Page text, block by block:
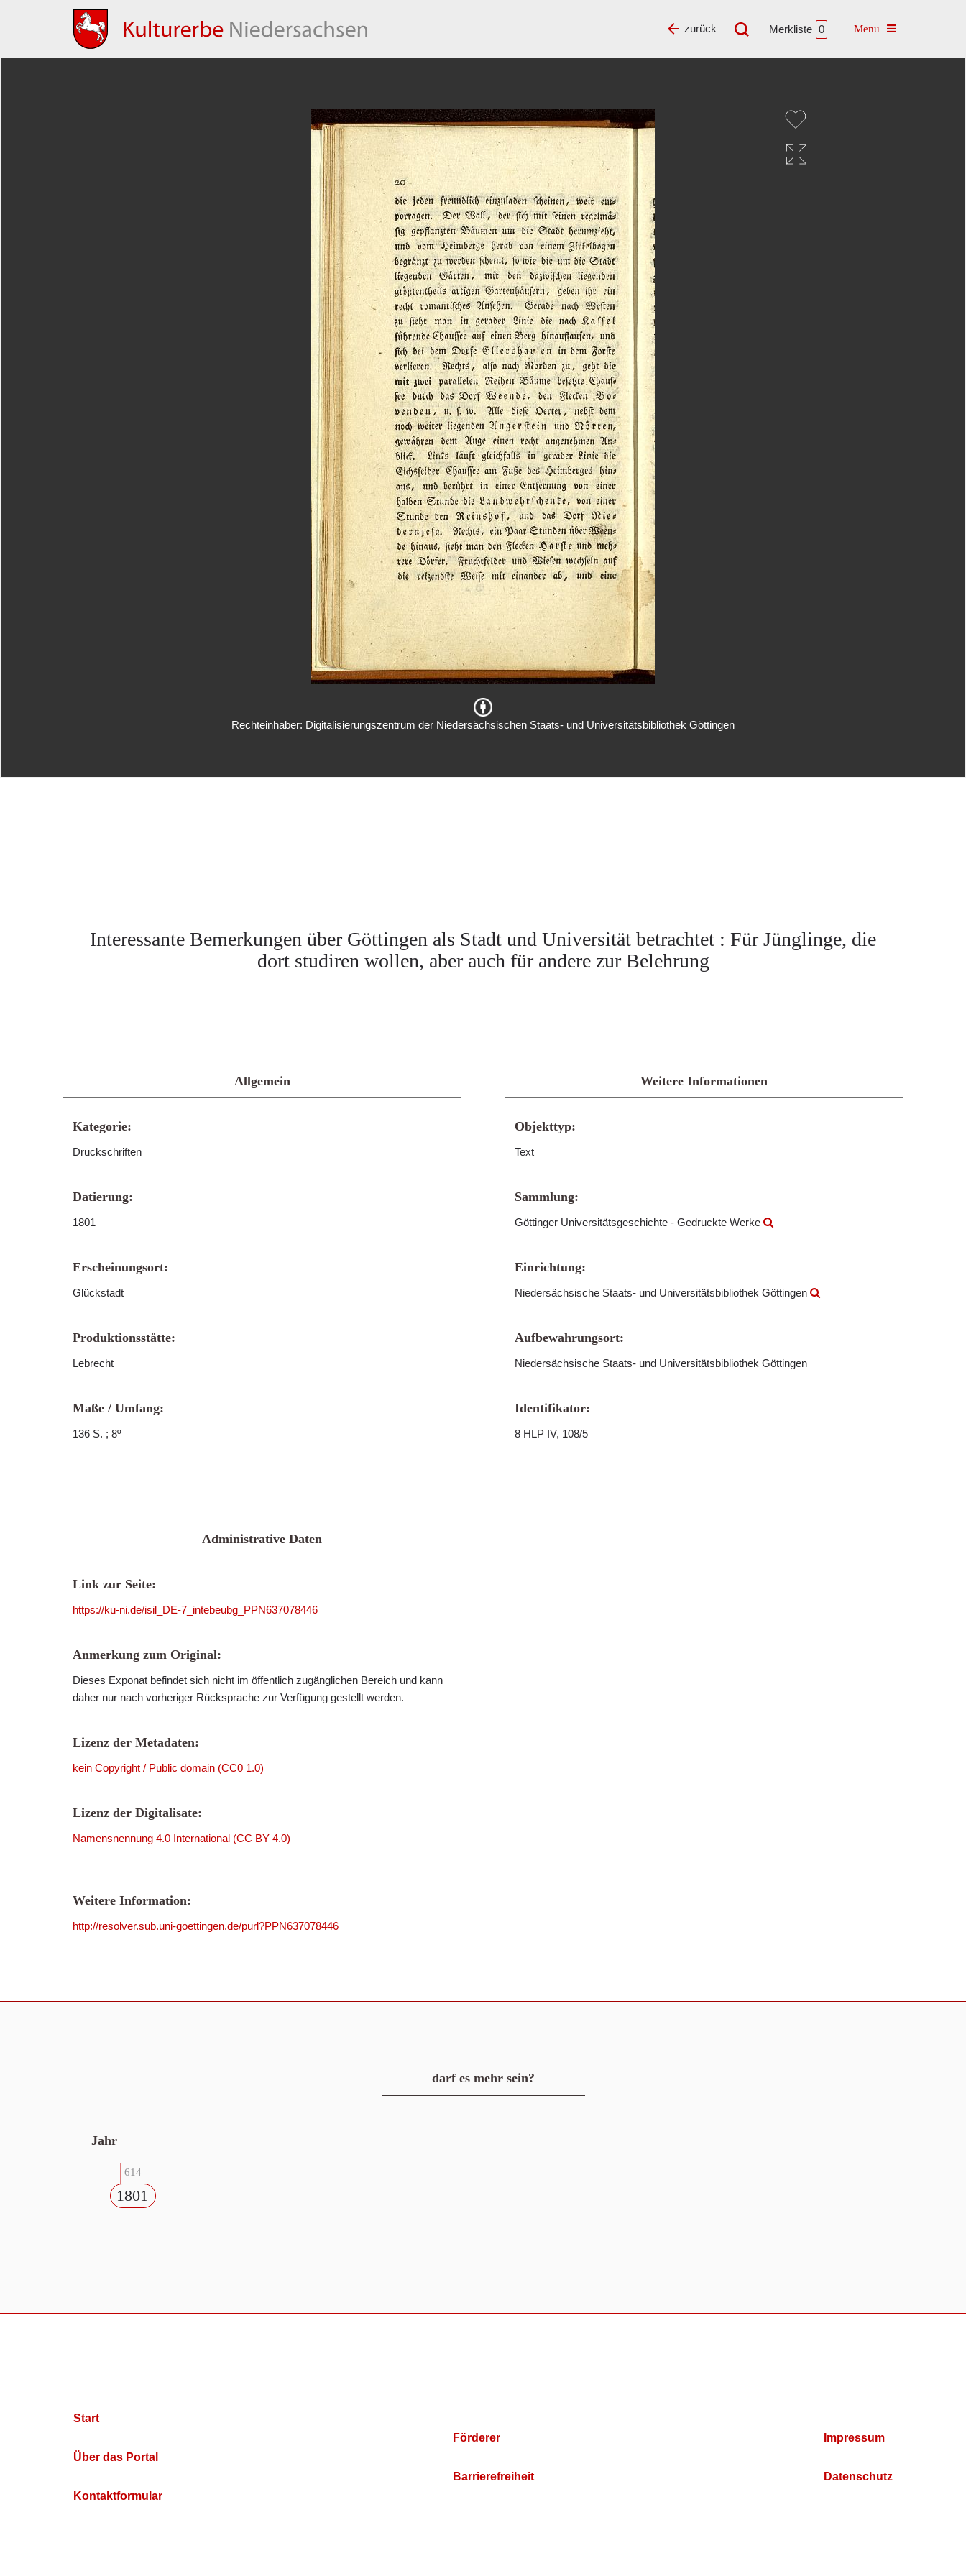
Merkliste 0 Toggle navigation
zurück
Rechteinhaber: Digitalisierungszentrum der Niedersächsischen Staats- und Universitätsbibliothek Göttingen
Interessante Bemerkungen über Göttingen als Stadt und Universität betrachtet : Für Jünglinge, die
dort studiren wollen, aber auch für andere zur Belehrung
Allgemein
Kategorie:
Druckschriften
Datierung:
1801
Erscheinungsort:
Glückstadt
Produktionsstätte:
Lebrecht
Maße / Umfang:
136 S. ; 8º
Weitere Informationen
Objekttyp:
Text
Sammlung:
Göttinger Universitätsgeschichte - Gedruckte Werke
Einrichtung:
Niedersächsische Staats- und Universitätsbibliothek Göttingen
Aufbewahrungsort:
Niedersächsische Staats- und Universitätsbibliothek Göttingen
Identifikator:
8 HLP IV, 108/5
Administrative Daten
Link zur Seite:
https://ku-ni.de/isil_DE-7_intebeubg_PPN637078446
Anmerkung zum Original:
Dieses Exponat befindet sich nicht im öffentlich zugänglichen Bereich und kann
daher nur nach vorheriger Rücksprache zur Verfügung gestellt werden.
Lizenz der Metadaten:
kein Copyright / Public domain (CC0 1.0)
Lizenz der Digitalisate:
Namensnennung 4.0 International (CC BY 4.0)
Weitere Information:
http://resolver.sub.uni-goettingen.de/purl?PPN637078446
darf es mehr sein?
Jahr
614
1801
Start
Über das Portal
Kontaktformular
Förderer
Barrierefreiheit
Impressum
Datenschutz